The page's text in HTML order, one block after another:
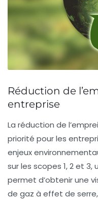
Réduction de
entreprise
La réduction de
priorité pour les
enjeux
sur les scopes 1, 2 et 3,
permet d’obtenir une
de gaz à effet de